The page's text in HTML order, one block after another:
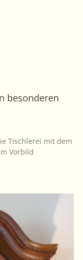
besonderen
Tischlerei mit dem
Vorbild